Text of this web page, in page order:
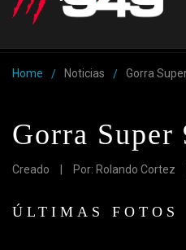
Home / Noticias / Gorra
Gorra Super
Creado Por: Rolando Cortez
ÚLTIMAS FOTOS